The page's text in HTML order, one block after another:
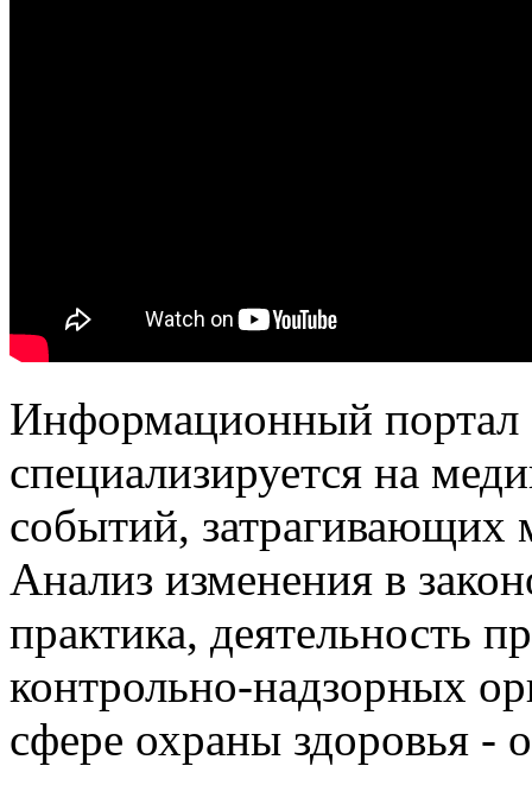
Информационный портал
специализируется на
событий, затрагивающих
Анализ изменения в
практика, деятельность
контрольно-надзорных
сфере охраны здоровья -